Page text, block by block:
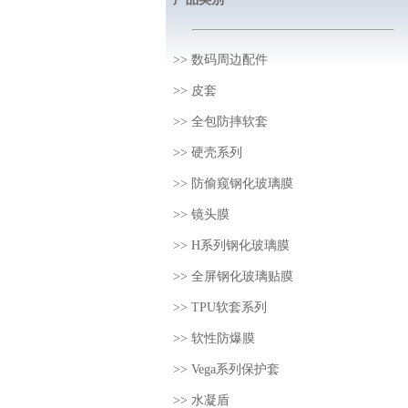
>> 数码周边配件
>> 皮套
>> 全包防摔软套
>> 硬壳系列
>> 防偷窥钢化玻璃膜
>> 镜头膜
>> H系列钢化玻璃膜
>> 全屏钢化玻璃贴膜
>> TPU软套系列
>> 软性防爆膜
>> Vega系列保护套
>> 水凝盾